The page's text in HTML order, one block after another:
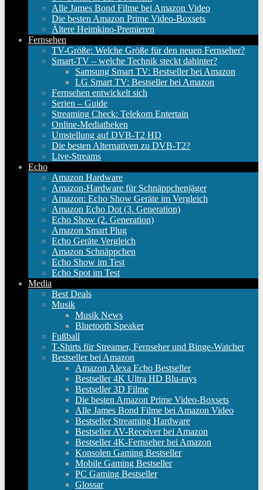
Alle James Bond Filme bei Amazon Video
Die besten Amazon Prime Video-Boxsets
Ältere Heimkino-Premieren
Fernsehen
TV-Größe: Welche Größe für den neuen Fernseher?
Smart-TV – welche Technik steckt dahinter?
Samsung Smart TV: Bestseller bei Amazon
LG Smart TV: Bestseller bei Amazon
Fernsehen entwickelt sich
Serien – Guide
Streaming Check: Telekom Entertain
Online-Mediatheken
Umstellung auf DVB-T2 HD
Die besten Alternativen zu DVB-T2?
Live-Streams
Echo
Amazon Hardware
Amazon-Hardware für Schnäppchenjäger
Amazon: Echo Show Geräte im Vergleich
Amazon Echo Dot (3. Generation)
Echo Show (2. Generation)
Amazon Smart Plug
Echo Geräte Vergleich
Amazon Schnäppchen
Echo Show im Test
Echo Spot im Test
Media
Best Deals
Musik
Musik News
Bluetooth Speaker
Fußball
T-Shirts für Streamer, Fernseher und Binge-Watcher
Bestseller bei Amazon
Amazon Alexa Echo Bestseller
Bestseller 4K Ultra HD Blu-rays
Bestseller 3D Filme
Die besten Amazon Prime Video-Boxsets
Alle James Bond Filme bei Amazon Video
Bestseller Streaming Hardware
Bestseller AV-Receiver bei Amazon
Bestseller 4K-Fernseher bei Amazon
Konsolen Gaming Bestseller
Mobile Gaming Bestseller
PC Gaming Bestseller
Glossar